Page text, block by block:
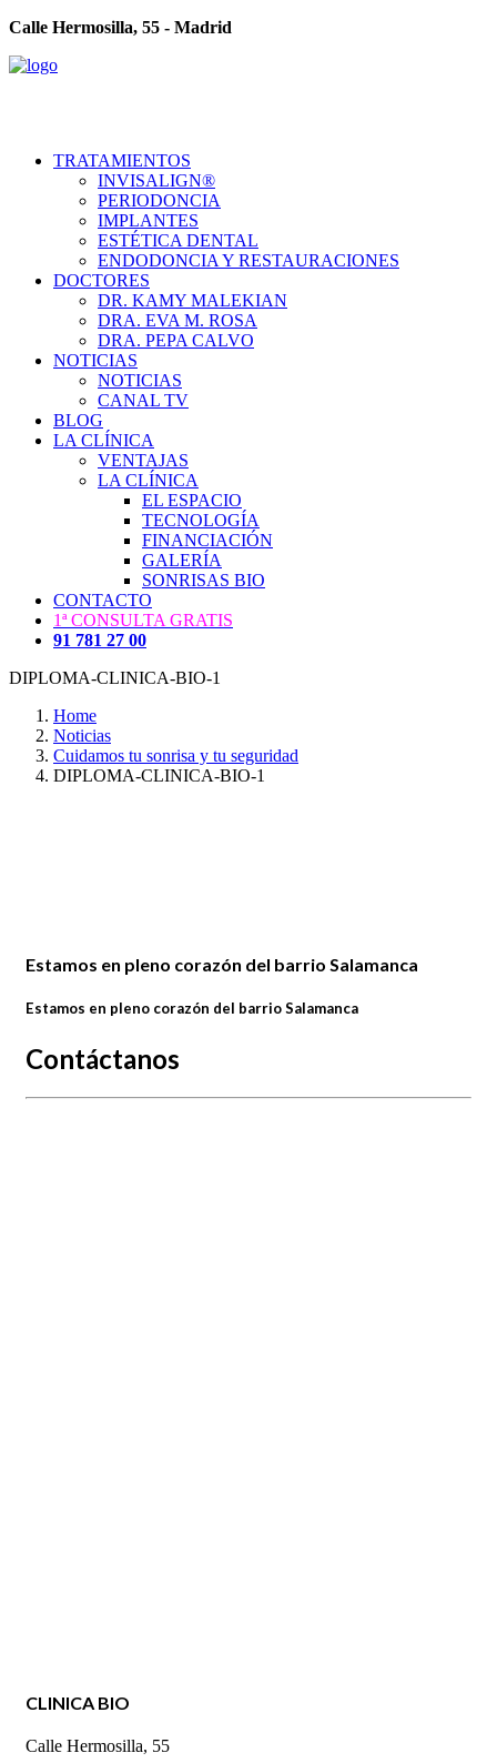
Calle Hermosilla, 55 - Madrid
TRATAMIENTOS
INVISALIGN®
PERIODONCIA
IMPLANTES
ESTÉTICA DENTAL
ENDODONCIA Y RESTAURACIONES
DOCTORES
DR. KAMY MALEKIAN
DRA. EVA M. ROSA
DRA. PEPA CALVO
NOTICIAS
NOTICIAS
CANAL TV
BLOG
LA CLÍNICA
VENTAJAS
LA CLÍNICA
EL ESPACIO
TECNOLOGÍA
FINANCIACIÓN
GALERÍA
SONRISAS BIO
CONTACTO
1ª CONSULTA GRATIS
91 781 27 00
DIPLOMA-CLINICA-BIO-1
Home
Noticias
Cuidamos tu sonrisa y tu seguridad
DIPLOMA-CLINICA-BIO-1
Estamos en pleno corazón del barrio Salamanca
Estamos en pleno corazón del barrio Salamanca
Contáctanos
CLINICA BIO
Calle Hermosilla, 55